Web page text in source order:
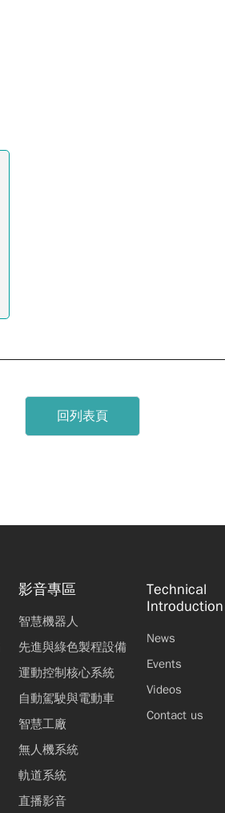
回列表頁
影音專區
智慧機器人
先進與綠色製程設備
運動控制核心系統
自動駕駛與電動車
智慧工廠
無人機系統
軌道系統
直播影音
Technical
Introduction
News
Events
Videos
Contact us